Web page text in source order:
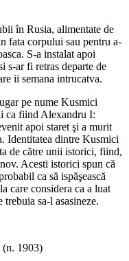
în Rusia, alimentate de
fata corpului sau pentru a-
S-a instalat apoi
s-ar fi retras departe de
ii semana intrucatva.
pe nume Kusmici
ca fiind Alexandru I:
apoi staret şi a murit
Identitatea dintre Kusmici
de către unii istorici, fiind,
Acesti istorici spun că
ca să ispăşească
care considera ca a luat
sa-l asasineze.
(n. 1903)